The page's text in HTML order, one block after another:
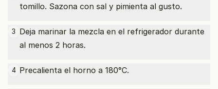
tomillo. Sazona con sal y pimienta al gusto.
3 Deja marinar la mezcla en el refrigerador durante
al menos 2 horas.
4 Precalienta el horno a 180°C.